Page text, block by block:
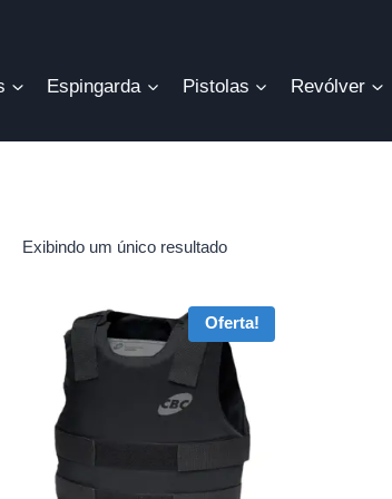
Espingarda Pistolas Revólver
Exibindo um único resultado
Oferta!